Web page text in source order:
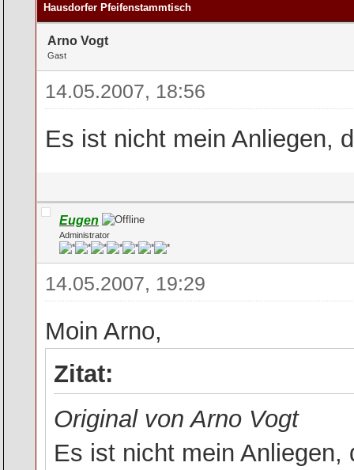
Hausdorfer Pfeifenstammtisch
Arno Vogt
Gast
14.05.2007, 18:56
Es ist nicht mein Anliegen,
Eugen
Administrator
14.05.2007, 19:29
Moin Arno,
Zitat:
Original von Arno Vogt
Es ist nicht mein Anliegen,